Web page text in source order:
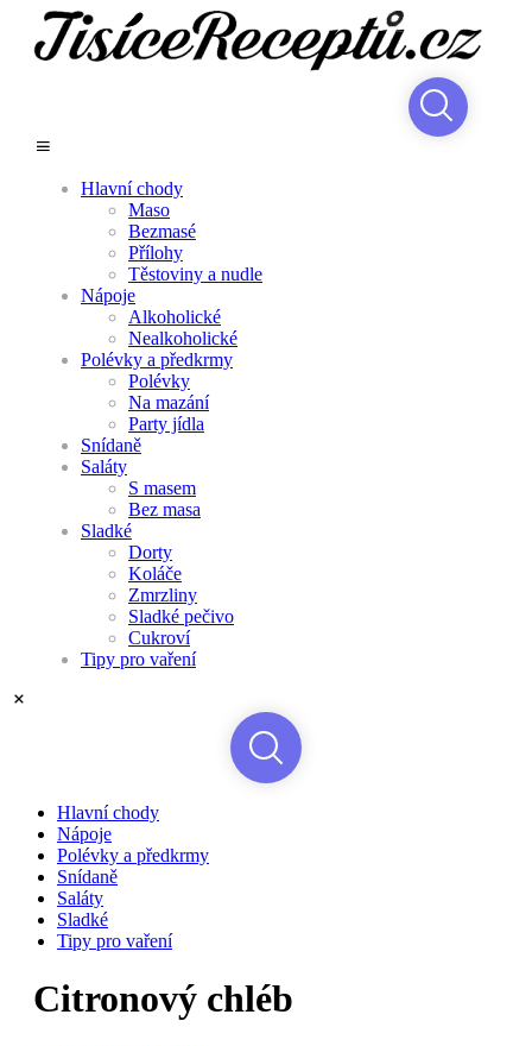
Hlavní chody
Maso
Bezmasé
Přílohy
Těstoviny a nudle
Nápoje
Alkoholické
Nealkoholické
Polévky a předkrmy
Polévky
Na mazání
Party jídla
Snídaně
Saláty
S masem
Bez masa
Sladké
Dorty
Koláče
Zmrzliny
Sladké pečivo
Cukroví
Tipy pro vaření
Hlavní chody
Nápoje
Polévky a předkrmy
Snídaně
Saláty
Sladké
Tipy pro vaření
Citronový chléb